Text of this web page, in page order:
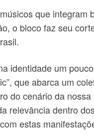
que integram
o bloco faz seu
identidade um
que abarca um
do cenário da
relevância dentro
estas